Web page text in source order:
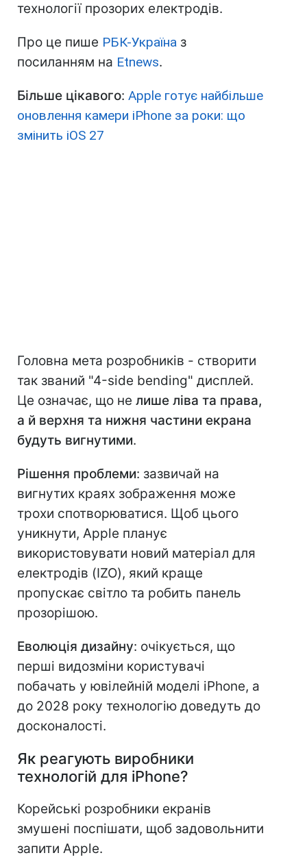
технології прозорих електродів.
Про це пише РБК-Україна з
посиланням на Etnews.
Більше цікавого: Apple готує найбільше
оновлення камери iPhone за роки: що
змінить iOS 27
Головна мета розробників - створити
так званий "4-side bending" дисплей.
Це означає, що не лише ліва та права,
а й верхня та нижня частини екрана
будуть вигнутими.
Рішення проблеми: зазвичай на
вигнутих краях зображення може
трохи спотворюватися. Щоб цього
уникнути, Apple планує
використовувати новий матеріал для
електродів (IZO), який краще
пропускає світло та робить панель
прозорішою.
Еволюція дизайну: очікується, що
перші видозміни користувачі
побачать у ювілейній моделі iPhone, а
до 2028 року технологію доведуть до
досконалості.
Як реагують виробники
технологій для iPhone?
Корейські розробники екранів
змушені поспішати, щоб задовольнити
запити Apple.